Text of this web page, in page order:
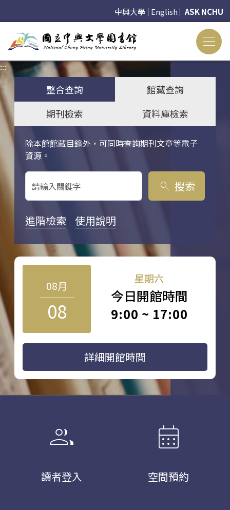
中興大學 English ASK NCHU
:::
整合查詢
館藏查詢
期刊檢索
資料庫檢索
除本館館藏目錄外，可同時查詢期刊文章等電子
資源。
關鍵字搜尋
search 搜索
進階檢索 使用說明
08月
08
星期六
今日開館時間
9:00 ~ 17:00
詳細開館時間
group
讀者登入
calendar_month
空間預約